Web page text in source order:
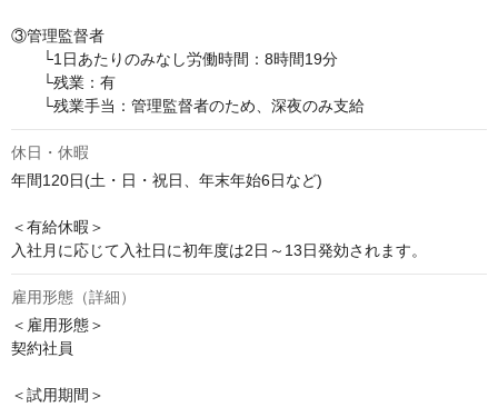
③管理監督者
└1日あたりのみなし労働時間：8時間19分
└残業：有
└残業手当：管理監督者のため、深夜のみ支給
休日・休暇
年間120日(土・日・祝日、年末年始6日など)
＜有給休暇＞
入社月に応じて入社日に初年度は2日～13日発効されます。
雇用形態（詳細）
＜雇用形態＞
契約社員
＜試用期間＞